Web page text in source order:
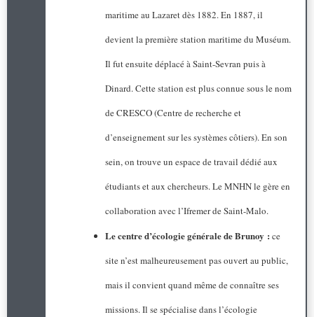
maritime au Lazaret dès 1882. En 1887, il
devient la première station maritime du Muséum.
Il fut ensuite déplacé à Saint-Sevran puis à
Dinard. Cette station est plus connue sous le nom
de CRESCO (Centre de recherche et
d’enseignement sur les systèmes côtiers). En son
sein, on trouve un espace de travail dédié aux
étudiants et aux chercheurs. Le MNHN le gère en
collaboration avec l’Ifremer de Saint-Malo.
Le centre d’écologie générale de Brunoy : ce
site n’est malheureusement pas ouvert au public,
mais il convient quand même de connaître ses
missions. Il se spécialise dans l’écologie